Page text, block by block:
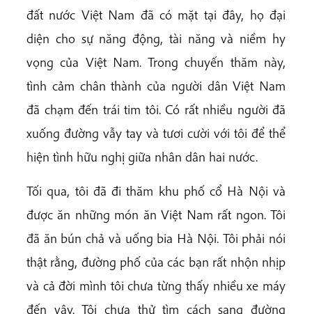
đất nước Việt Nam đã có mặt tại đây, họ đại
diện cho sự năng động, tài năng và niềm hy
vọng của Việt Nam. Trong chuyến thăm này,
tình cảm chân thành của người dân Việt Nam
đã chạm đến trái tim tôi. Có rất nhiều người đã
xuống đường vẫy tay và tươi cười với tôi để thể
hiện tình hữu nghị giữa nhân dân hai nước.
Tối qua, tôi đã đi thăm khu phố cổ Hà Nội và
được ăn những món ăn Việt Nam rất ngon. Tôi
đã ăn bún chả và uống bia Hà Nội. Tôi phải nói
thật rằng, đường phố của các bạn rất nhộn nhịp
và cả đời mình tôi chưa từng thấy nhiều xe máy
đến vậy. Tôi chưa thử tìm cách sang đường